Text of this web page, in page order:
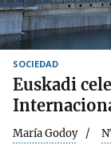
SOCIEDAD
Euskadi
María Godoy